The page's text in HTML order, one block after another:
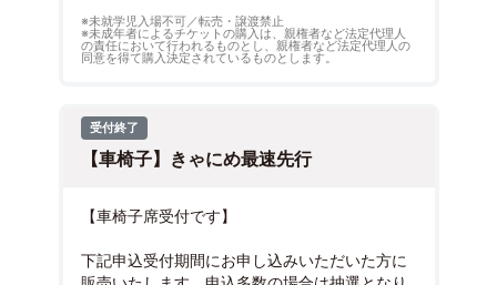
※未就学児入場不可／転売・譲渡禁止
※未成年者によるチケットの購入は、親権者など法定代理人
の責任において行われるものとし、親権者など法定代理人の
同意を得て購入決定されているものとします。
受付終了
【車椅子】きゃにめ最速先行
【車椅子席受付です】
下記申込受付期間にお申し込みいただいた方に